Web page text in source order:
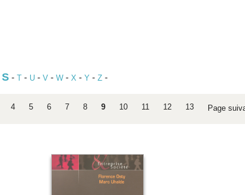
S - T - U - V - W - X - Y - Z -
4 5 6 7 8 9 10 11 12 13 Page